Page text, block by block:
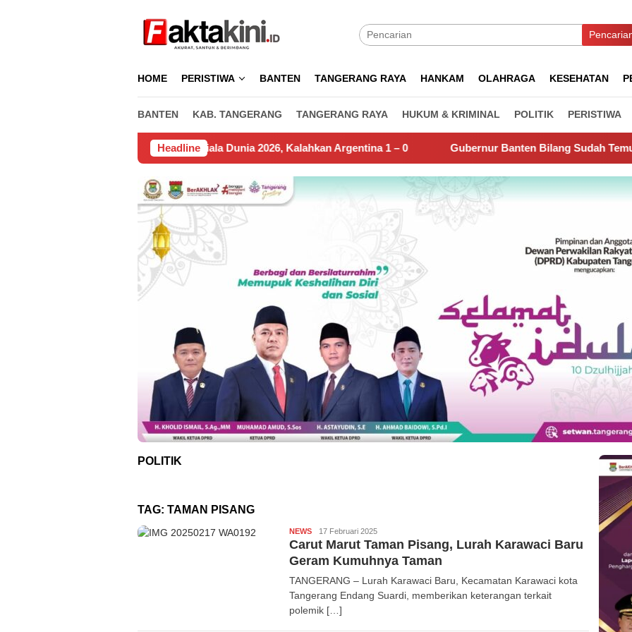
HOME PERISTIWA BANTEN TANGERANG RAYA HANKAM OLAHRAGA KESEHATAN
BANTEN KAB. TANGERANG TANGERANG RAYA HUKUM & KRIMINAL POLITIK PERISTIWA
Headline
Spanyol Juara Piala Dunia 2026, Kalahkan Argentina 1 – 0 Gubernur Banten Bilang Sudah Temukan Biang Kerok
POLITIK
TAG: TAMAN PISANG
NEWS Redaksi
17 Februari 2025
Carut Marut Taman Pisang, Lurah Karawaci Baru
Geram Kumuhnya Taman
TANGERANG – Lurah Karawaci Baru, Kecamatan Karawaci kota
Tangerang Endang Suardi, memberikan keterangan terkait
polemik […]